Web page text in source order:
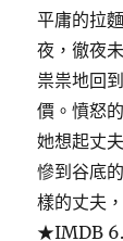
平庸的拉
夜，徹夜
祟祟地回
價。憤怒
她想起丈
慘到谷底
樣的丈夫
★IMDB